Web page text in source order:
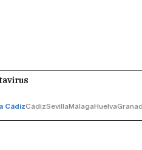
CádizCádizSevillaMálagaHuelva